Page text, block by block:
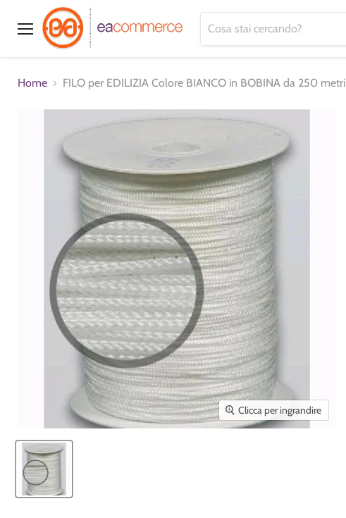
Menu
Home FILO per EDILIZIA Colore BIANCO in BOBINA da 250 metri
Clicca per ingrandire